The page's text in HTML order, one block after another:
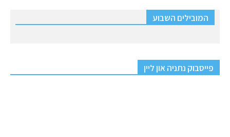
המובילים השבוע
פייסבוק נתניה און ליין